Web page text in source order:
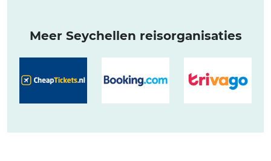
Meer Seychellen reisorganisaties